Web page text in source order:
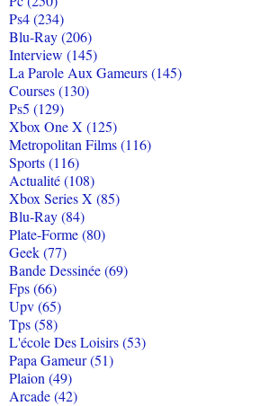
Ps4 (234)
Blu-Ray (206)
Interview (145)
La Parole Aux Gameurs (145)
Courses (130)
Ps5 (129)
Xbox One X (125)
Metropolitan Films (116)
Sports (116)
Actualité (108)
Xbox Series X (85)
Blu-Ray (84)
Plate-Forme (80)
Geek (77)
Bande Dessinée (69)
Fps (66)
Upv (65)
Tps (58)
L'école Des Loisirs (53)
Papa Gameur (51)
Plaion (49)
Arcade (42)